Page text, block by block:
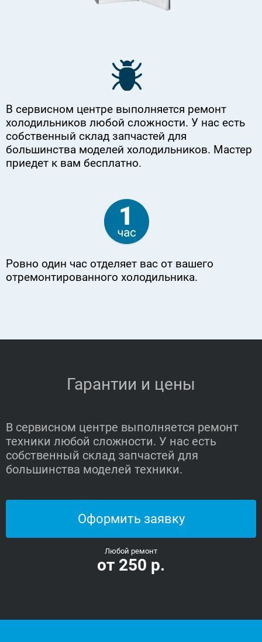
В сервисном центре выполняется ремонт
холодильников любой сложности. У нас есть
собственный склад запчастей для
большинства моделей холодильников. Мастер
приедет к вам бесплатно.
Ровно один час отделяет вас от вашего
отремонтированного холодильника.
Гарантии и цены
В сервисном центре выполняется ремонт
техники любой сложности. У нас есть
собственный склад запчастей для
большинства моделей техники.
Оформить заявку
Любой ремонт
от 250 р.